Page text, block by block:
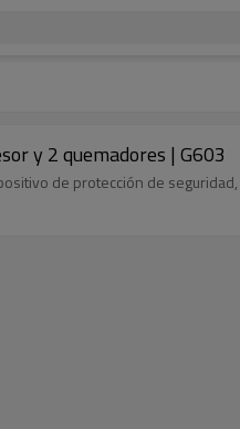
y 2 quemadores | G603
de protección de seguridad,